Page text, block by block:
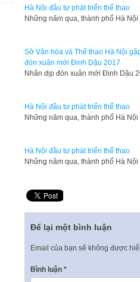
Hà Nội đầu tư phát triển thể thao
Những năm qua, thành phố Hà
Sở Văn hóa và Thể thao Hà Nội
đón xuân mới Đinh Dậu 2017
Nhân dịp đón xuân mới Đinh Dậu
Hà Nội đầu tư phát triển thể thao
Những năm qua, thành phố Hà
Hà Nội đầu tư phát triển thể thao
Những năm qua, thành phố Hà
Để lại một bình luận
Email của bạn sẽ không được
Bình luận *